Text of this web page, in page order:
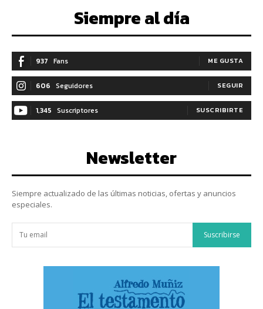
Siempre al día
937 Fans ME GUSTA
606 Seguidores SEGUIR
1,345 Suscriptores SUSCRIBIRTE
Newsletter
Siempre actualizado de las últimas noticias, ofertas y anuncios
especiales.
Suscribirse